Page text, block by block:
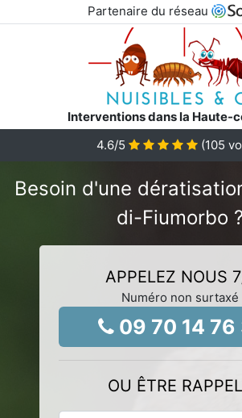
Partenaire du réseau
Interventions dans la Haute-
4.6/5 (105
Besoin d'une
di-Fiumorbo ?
APPELEZ NOUS
Numéro non surtaxé
09 70 14 76
OU ÊTRE